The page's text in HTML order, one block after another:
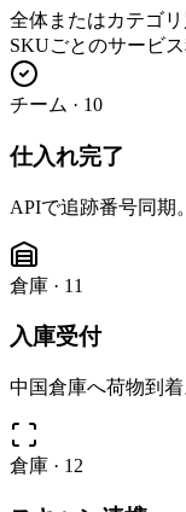
全体またはカテゴ
SKUごとのサービ
チーム · 10
仕入れ完了
APIで追跡番号同期
倉庫 · 11
入庫受付
中国倉庫へ荷物到着
倉庫 · 12